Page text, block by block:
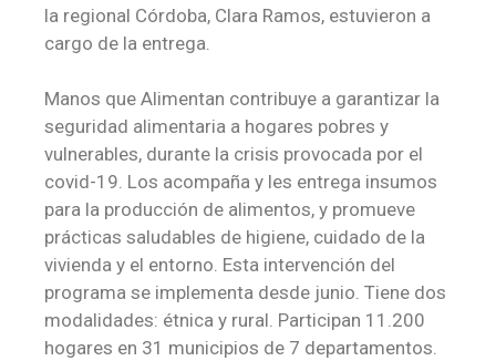
la regional Córdoba, Clara Ramos, estuvieron a
cargo de la entrega.
Manos que Alimentan contribuye a garantizar la
seguridad alimentaria a hogares pobres y
vulnerables, durante la crisis provocada por el
covid-19. Los acompaña y les entrega insumos
para la producción de alimentos, y promueve
prácticas saludables de higiene, cuidado de la
vivienda y el entorno. Esta intervención del
programa se implementa desde junio. Tiene dos
modalidades: étnica y rural. Participan 11.200
hogares en 31 municipios de 7 departamentos.